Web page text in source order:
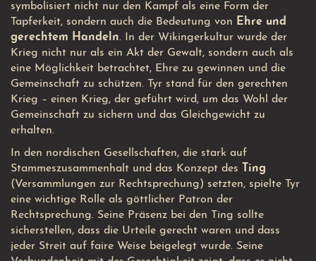
symbolisiert nicht nur den Kampf als eine Form der
Tapferkeit, sondern auch die Bedeutung von Ehre und
gerechtem Handeln. In der Wikingerkultur wurde der
Krieg nicht nur als ein Akt der Gewalt, sondern auch als
eine Möglichkeit betrachtet, Ehre zu gewinnen und die
Gemeinschaft zu schützen. Tyr stand für den gerechten
Krieg – einen Krieg, der geführt wird, um das Wohl der
Gemeinschaft zu sichern und das Gleichgewicht zu
erhalten.
In den nordischen Gesellschaften, die stark auf
Stammeszusammenhalt und das Konzept des
Ting
(Versammlungen zur Rechtsprechung) setzten, spielte Tyr
eine wichtige Rolle als göttlicher Patron der
Rechtsprechung. Seine Präsenz bei den Ting sollte
sicherstellen, dass die Urteile gerecht waren und dass
jeder Streit auf faire Weise beigelegt wurde. Seine